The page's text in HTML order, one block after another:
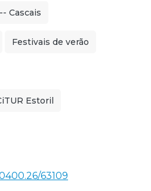
Cascais
Festivais de verão
Estoril
63109